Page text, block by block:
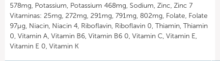
578mg, Potassium, Potassium 468mg, Sodium, Zinc, Zinc 7
Vitaminas: 25mg, 272mg, 291mg, 791mg, 802mg, Folate, Folate
97µg, Niacin, Niacin 4, Riboflavin, Riboflavin 0, Thiamin, Thiamin
0, Vitamin A, Vitamin B6, Vitamin B6 0, Vitamin C, Vitamin E,
Vitamin E 0, Vitamin K